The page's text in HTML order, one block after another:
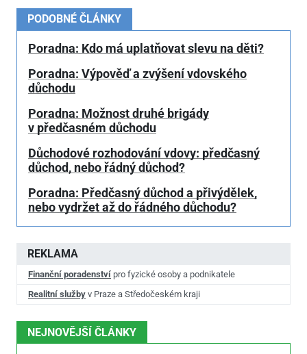
REKLAMA
Finanční poradenství pro fyzické osoby a podnikatele
Realitní služby v Praze a Středočeském kraji
NEJNOVĚJŠÍ ČLÁNKY
PODOBNÉ ČLÁNKY
Poradna: Kdo má uplatňovat slevu na děti?
Poradna: Výpověď a zvýšení vdovského
důchodu
Poradna: Možnost druhé brigády
v předčasném důchodu
Důchodové rozhodování vdovy: předčasný
důchod, nebo řádný důchod?
Poradna: Předčasný důchod a přivýdělek,
nebo vydržet až do řádného důchodu?